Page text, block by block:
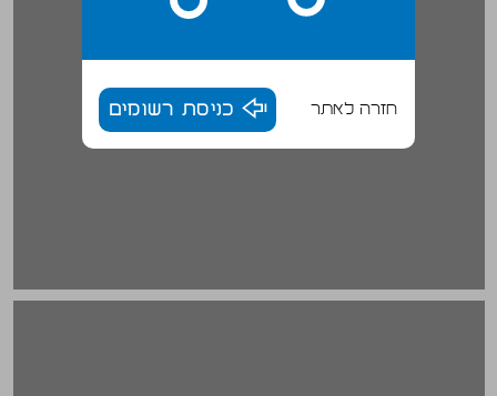
חזרה לאתר כניסת רשומים